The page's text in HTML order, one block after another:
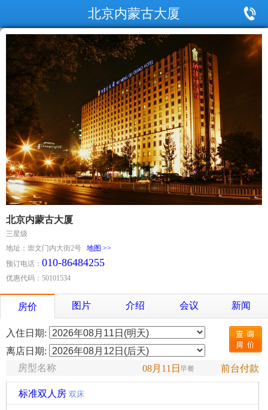
北京内蒙古大厦
北京内蒙古大厦
三星级
地址：崇文门内大街2号 地图 >>
预订电话： 010-86484255
优惠代码：50101534
房价 图片 介绍 会议 新闻
入住日期:
离店日期:
08月11日早餐 前台付款
房型名称
标准双人房 双床